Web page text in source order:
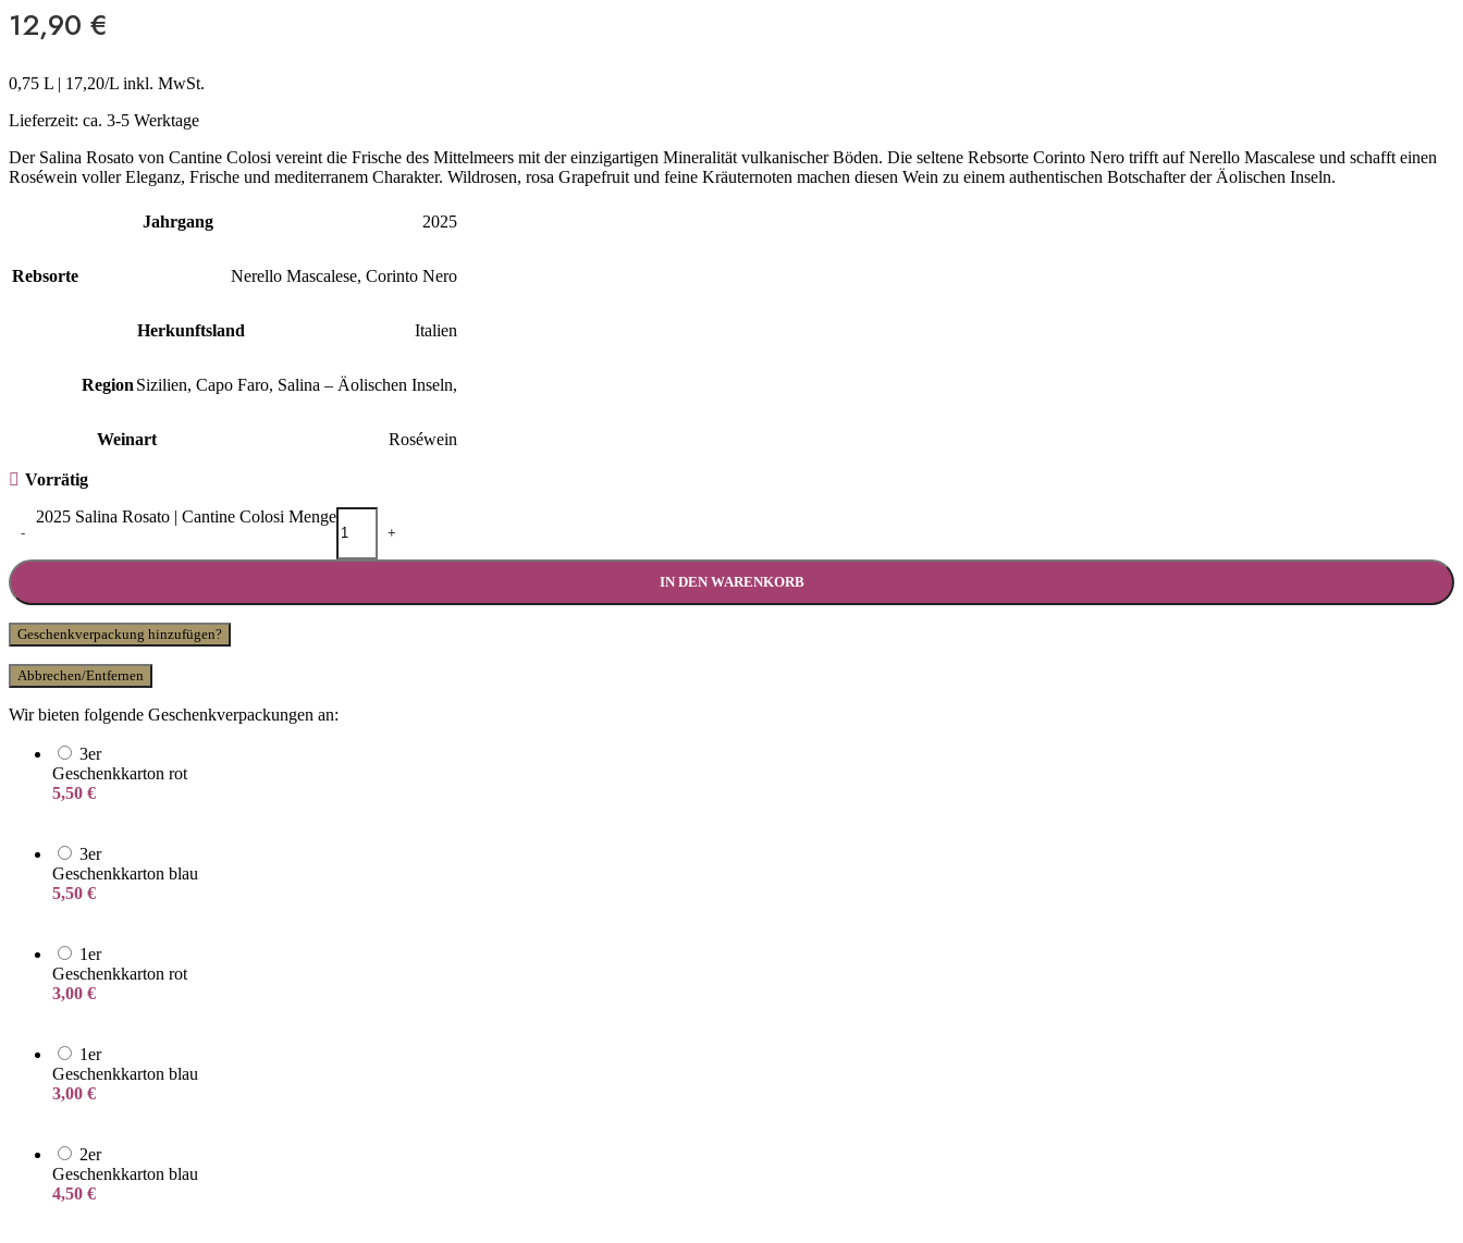
12,90 €
0,75 L | 17,20/L inkl. MwSt.
Lieferzeit: ca. 3-5 Werktage
Der Salina Rosato von Cantine Colosi vereint die Frische des Mittelmeers mit der einzigartigen Mineralität vulkanischer Böden. Die seltene Rebsorte Corinto Nero trifft auf Nerello Mascalese und schafft einen
Roséwein voller Eleganz, Frische und mediterranem Charakter. Wildrosen, rosa Grapefruit und feine Kräuternoten machen diesen Wein zu einem authentischen Botschafter der Äolischen Inseln.
Jahrgang 2025
Rebsorte Nerello Mascalese, Corinto Nero
Herkunftsland Italien
Region Sizilien, Capo Faro, Salina – Äolischen Inseln,
Weinart Roséwein
Vorrätig
-
2025 Salina Rosato | Cantine Colosi Menge
+
IN DEN WARENKORB
Geschenkverpackung hinzufügen?
Abbrechen/Entfernen
Wir bieten folgende Geschenkverpackungen an:
3er
Geschenkkarton rot
5,50 €
3er
Geschenkkarton blau
5,50 €
1er
Geschenkkarton rot
3,00 €
1er
Geschenkkarton blau
3,00 €
2er
Geschenkkarton blau
4,50 €